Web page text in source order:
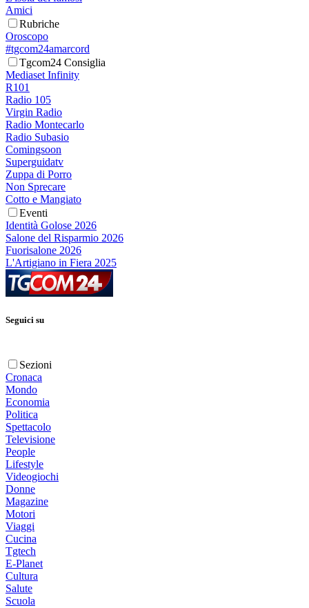
Amici
Rubriche
Oroscopo
#tgcom24amarcord
Tgcom24 Consiglia
Mediaset Infinity
R101
Radio 105
Virgin Radio
Radio Montecarlo
Radio Subasio
Comingsoon
Superguidatv
Zuppa di Porro
Non Sprecare
Cotto e Mangiato
Eventi
Identità Golose 2026
Salone del Risparmio 2026
Fuorisalone 2026
L'Artigiano in Fiera 2025
Seguici su
Sezioni
Cronaca
Mondo
Economia
Politica
Spettacolo
Televisione
People
Lifestyle
Videogiochi
Donne
Magazine
Motori
Viaggi
Cucina
Tgtech
E-Planet
Cultura
Salute
Scuola